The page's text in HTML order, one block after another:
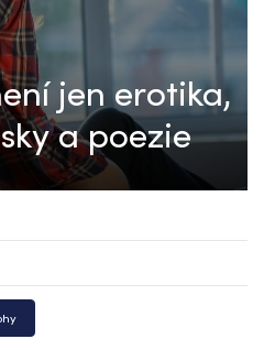
jen erotika,
a poezie